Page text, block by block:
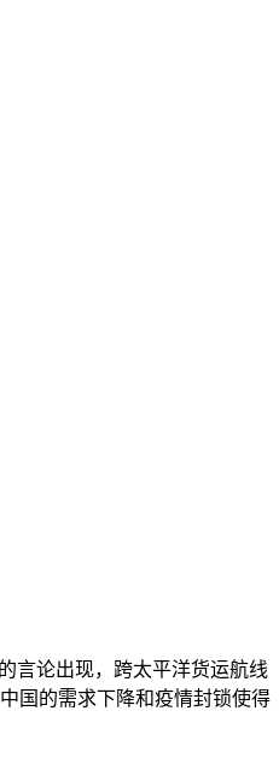
言论出现，跨太平洋货运航线
国的需求下降和疫情封锁使得